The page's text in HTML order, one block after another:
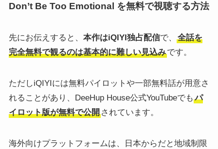
Don’t Be Too Emotional を無料で視聴する方法
先にお伝えすると、 本作はiQIYI独占配信で、
全話を
完全無料で観るのは基本的に難しい見込みです。
ただしiQIYIには無料パイロットや一部無料話が用意さ
れることがあり、DeeHup House公式YouTubeでも パ
イロット版が無料で公開されています。
海外向けプラットフォームは、日本からだと地域制限